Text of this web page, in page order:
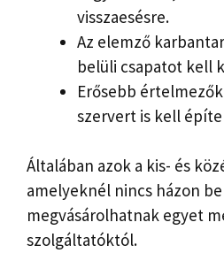
visszaesésre.
Az elemző
belüli csapatot kell
Erősebb
szervert is kell
Általában azok a kis- és
amelyeknél nincs házon
megvásárolhatnak egyet
szolgáltatóktól.